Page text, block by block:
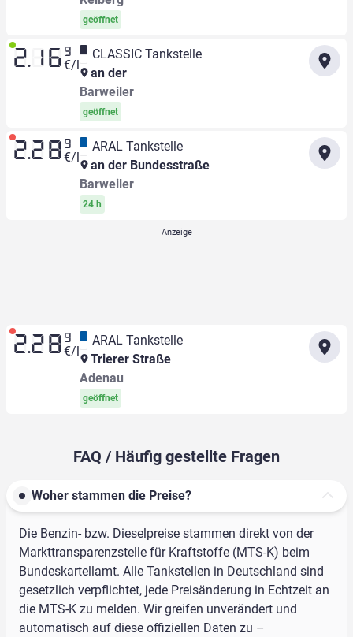
geöffnet
2.16 9
€/l
CLASSIC Tankstelle
an der
Barweiler
geöffnet
2.28 9
€/l
ARAL Tankstelle
an der Bundesstraße
Barweiler
24 h
2.28 9
€/l
ARAL Tankstelle
Trierer Straße
Adenau
geöffnet
FAQ / Häufig gestellte Fragen
Woher stammen die Preise?
Die Benzin- bzw. Dieselpreise stammen direkt von der
Markttransparenzstelle für Kraftstoffe (MTS-K) beim
Bundeskartellamt. Alle Tankstellen in Deutschland sind
gesetzlich verpflichtet, jede Preisänderung in Echtzeit an
die MTS-K zu melden. Wir greifen unverändert und
automatisch auf diese offiziellen Daten zu –